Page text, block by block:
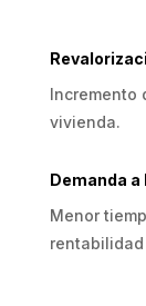
Incremento
vivienda.
Demanda
Menor